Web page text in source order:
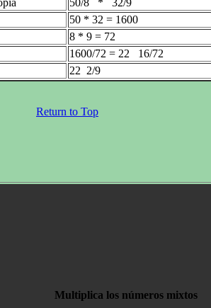
50/8 * 32/9
50 * 32 = 1600
8 * 9 = 72
1600/72 = 22 16/72
22 2/9
Return to Top
Multiplica los números mixtos